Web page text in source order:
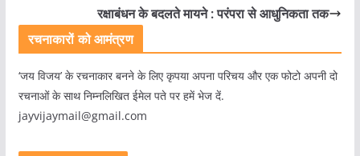
रक्षाबंधन के बदलते मायने : परंपरा से आधुनिकता तक
रचनाकारों को आमंत्रण
‘जय विजय’ के रचनाकार बनने के लिए कृपया अपना परिचय और एक फोटो अपनी दो
रचनाओं के साथ निम्नलिखित ईमेल पते पर हमें भेज दें.
jayvijaymail@gmail.com